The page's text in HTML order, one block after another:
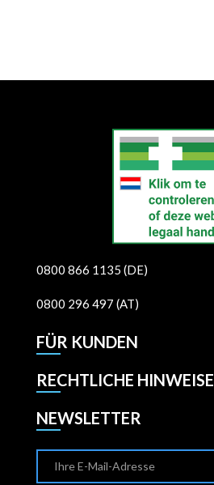
0800 866 1135 (DE)
0800 296 497 (AT)
FÜR KUNDEN
RECHTLICHE HINWEISE
NEWSLETTER